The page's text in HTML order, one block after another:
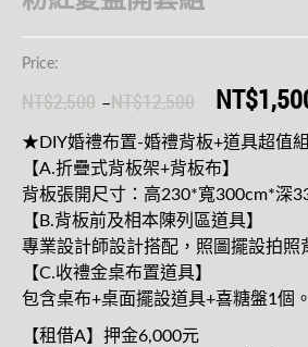
Price:
NT$2,500 –NT$12,500
★DIY婚禮布置-婚禮背板+道具超值
【A.折疊式背板架+背板布】
背板張開尺寸：高230*寬300cm*深
【B.背板前及相本陳列區道具】
專業設計師設計搭配，照圖擺設拍照
【C.收禮金桌布置道具】
包含桌布+桌面擺設道具+喜糖盤1個。
【租借A】押金6,000元